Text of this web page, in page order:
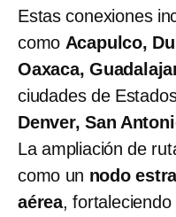
Estas conexiones
como Acapulco,
Oaxaca,
ciudades de
Denver, San
La ampliación de
como un nodo
aérea,